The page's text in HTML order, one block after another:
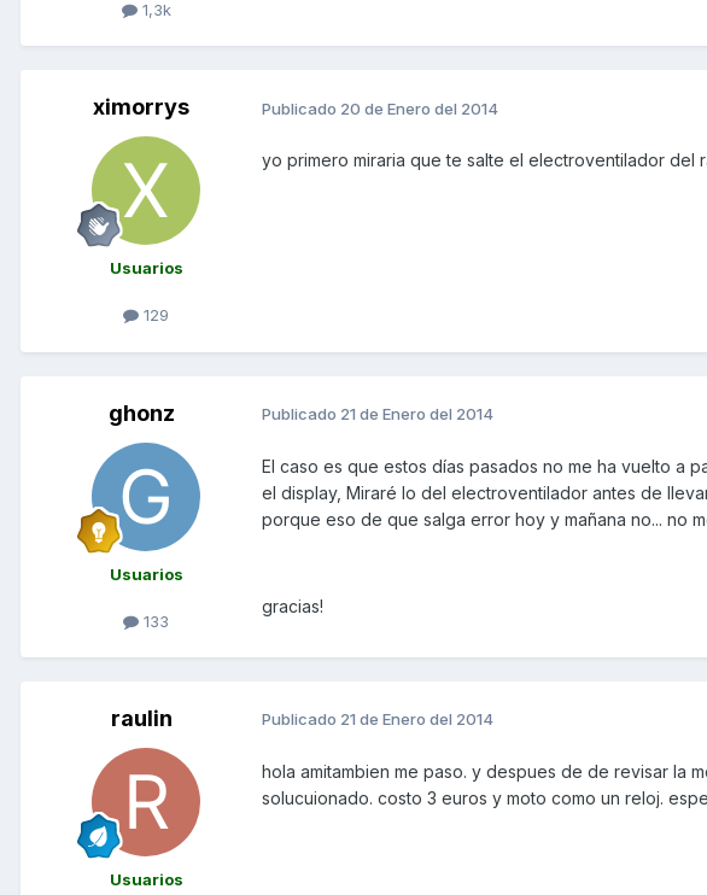
1,3k
ximorrys
Usuarios
129
Publicado 20 de Enero del 2014
yo primero miraria que te salte el electroventilador del
ghonz
Usuarios
133
Publicado 21 de Enero del 2014
El caso es que estos días pasados no me ha vuelto a
el display, Miraré lo del electroventilador antes de
porque eso de que salga error hoy y mañana no... no
gracias!
raulin
Usuarios
Publicado 21 de Enero del 2014
hola amitambien me paso. y despues de de revisar la
solucuionado. costo 3 euros y moto como un reloj.